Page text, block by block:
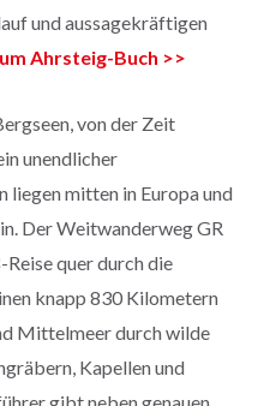
und aussagekräftigen
Ahrsteig-Buch >>
von der Zeit
unendlicher
liegen mitten in Europa und
Der Weitwanderweg GR
quer durch die
knapp 830 Kilometern
Mittelmeer durch wilde
Kapellen und